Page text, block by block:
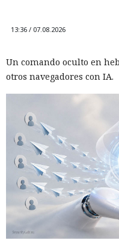
13:36 / 07.08.2026
Un comando oculto en
otros navegadores con IA.